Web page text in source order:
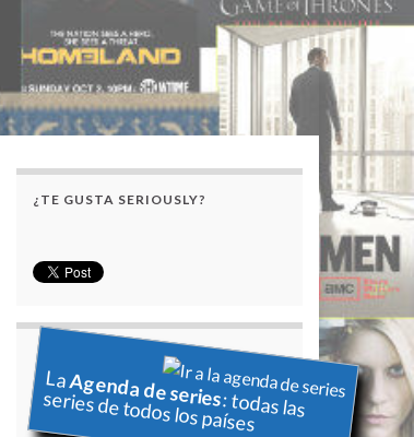
¿TE GUSTA SERIOUSLY?
LaAgenda de series: todas las
series de todos los países